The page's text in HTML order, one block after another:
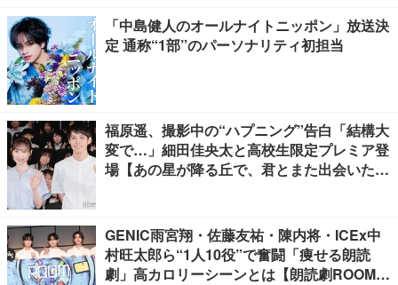
「中島健人のオールナイトニッポン」放送決
定 通称“1部”のパーソナリティ初担当
福原遥、撮影中の“ハプニング”告白「結構大
変で…」細田佳央太と高校生限定プレミア登
場【あの星が降る丘で、君とまた出会いた
GENIC雨宮翔・佐藤友祐・陳内将・ICEx中
村旺太郎ら“1人10役”で奮闘「痩せる朗読
劇」高カロリーシーンとは【朗読劇ROOM2